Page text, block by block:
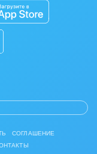
СОГЛАШЕНИЕ